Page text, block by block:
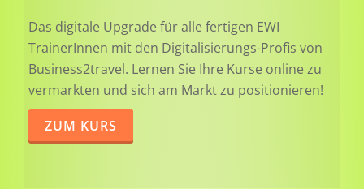
Das digitale Upgrade für alle fertigen EWI
TrainerInnen mit den Digitalisierungs-Profis von
Business2travel. Lernen Sie Ihre Kurse online zu
vermarkten und sich am Markt zu positionieren!
ZUM KURS